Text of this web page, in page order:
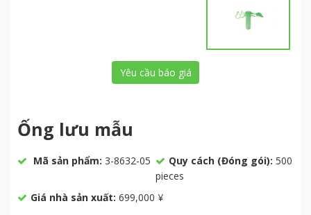
Yêu cầu báo giá
Ống lưu mẫu
Mã sản phẩm: 3-8632-05 Quy cách (Đóng gói): 500
pieces
Giá nhà sản xuất: 699,000 ¥